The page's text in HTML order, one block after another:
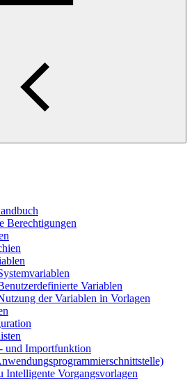
Berechtigungen
Variablen
der Variablen in Vorlagen
und Importfunktion
Intelligente Vorgangsvorlagen